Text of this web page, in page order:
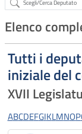
Elenco
Tutti i
iniziale del
XVII
ABCDEFGIKLMNOP